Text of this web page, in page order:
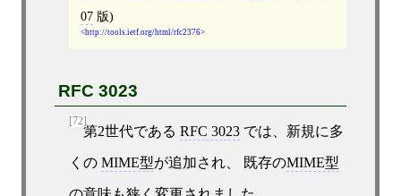
07版)
http://tools.ietf.org/html/rfc2376
RFC 3023
[72]
第2世代である RFC 3023では、新規に多
くの MIME型が追加され、 既存のMIME型